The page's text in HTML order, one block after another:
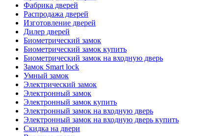
Фабрика дверей
Распродажа дверей
Изготовление дверей
Дилер дверей
Биометрический замок
Биометрический замок купить
Биометрический замок на входную дверь
Замок Smart lock
Умный замок
Электрический замок
Электронный замок
Электронный замок купить
Электронный замок на входную дверь
Электронный замок на входную дверь купить
Скидка на двери